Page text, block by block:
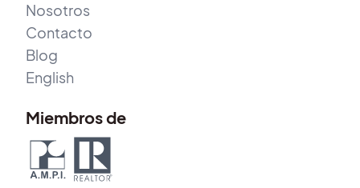
Nosotros
Contacto
Blog
English
Miembros de